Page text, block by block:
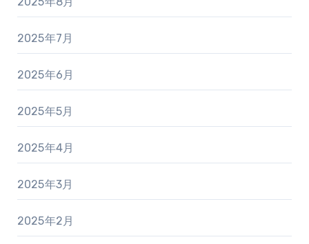
2025年7月
2025年6月
2025年5月
2025年4月
2025年3月
2025年2月